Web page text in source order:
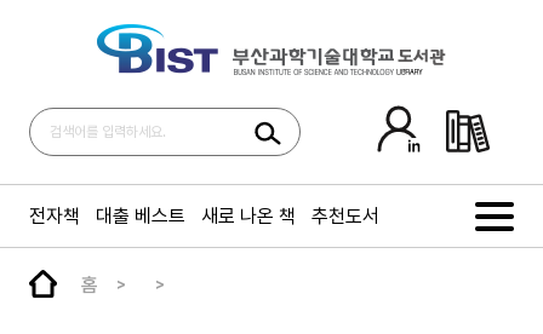
전자책 대출 베스트 새로 나온 책 추천도서
홈